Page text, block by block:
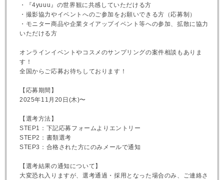
・『4yuuu』の世界観に共感していただける方
・撮影協力やイベントへのご参加をお願いできる方（応募制）
・モニター商品や企業タイアップイベント等への参加、拡散に協力
いただける方
オンラインイベントやコスメのサンプリングの案件相談もありま
す！
全国からご応募お待ちしております！
【応募期間】
2025年11月20日(木)〜
【選考方法】
STEP1：下記応募フォームよりエントリー
STEP2：書類選考
STEP3：合格された方にのみメールで通知
【選考結果の通知について】
大変恐れ入りますが、選考通過・採用となった場合のみ、ご連絡さ